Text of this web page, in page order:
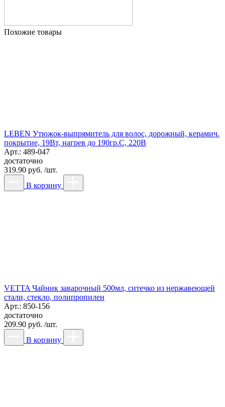
Похожие товары
LEBEN Утюжок-выпрямитель для волос, дорожный, керамич.
покрытие, 19Вт, нагрев до 190гр.С, 220В
Арт.: 489-047
достаточно
319.90 руб. /шт.
В корзину
VETTA Чайник заварочный 500мл, ситечко из нержавеющей
стали, стекло, полипропилен
Арт.: 850-156
достаточно
209.90 руб. /шт.
В корзину